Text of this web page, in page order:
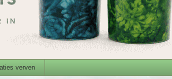
verven